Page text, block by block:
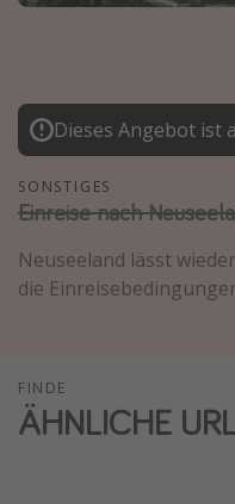
St. Lucia Urlaub
Kefalonia Urlaub
Krabi Urlaub
Tulum Urlaub
Sri Lanka Rundreise
Japan Rundreise
Alle Reisethemen
Dieses Angebot ist
SONSTIGES
Einreise nach
Neuseeland lässt
die
FINDE
ÄHNLICHE